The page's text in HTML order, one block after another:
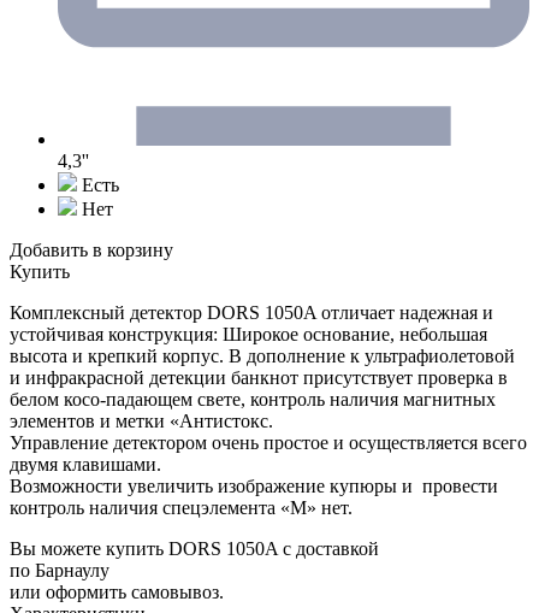
4,3''
Есть
Нет
Добавить в корзину
Купить
Комплексный детектор DORS 1050A отличает надежная и
устойчивая конструкция: Широкое основание, небольшая
высота и крепкий корпус. В дополнение к ультрафиолетовой
и инфракрасной детекции банкнот присутствует проверка в
белом косо-падающем свете, контроль наличия магнитных
элементов и метки «Антистокс.
Управление детектором очень простое и осуществляется всего
двумя клавишами.
Возможности увеличить изображение купюры и провести
контроль наличия спецэлемента «М» нет.
Вы можете купить DORS 1050A с доставкой
по Барнаулу
или оформить самовывоз.